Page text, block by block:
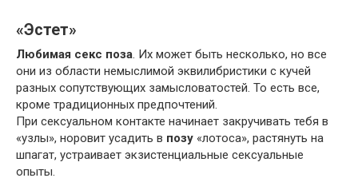
«Эстет»
Любимая секс поза. Их может быть несколько, но все
они из области немыслимой эквилибристики с кучей
разных сопутствующих замысловатостей. То есть все,
кроме традиционных предпочтений.
При сексуальном контакте начинает закручивать тебя в
«узлы», норовит усадить в позу «лотоса», растянуть на
шпагат, устраивает экзистенциальные сексуальные
опыты.